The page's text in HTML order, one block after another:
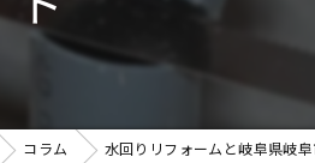
コラム 水回りリフォームと岐阜県岐